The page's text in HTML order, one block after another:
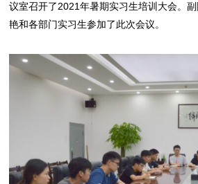
议室召开了2021年暑期实习生培训大会。
艳和各部门实习生参加了此次会议。